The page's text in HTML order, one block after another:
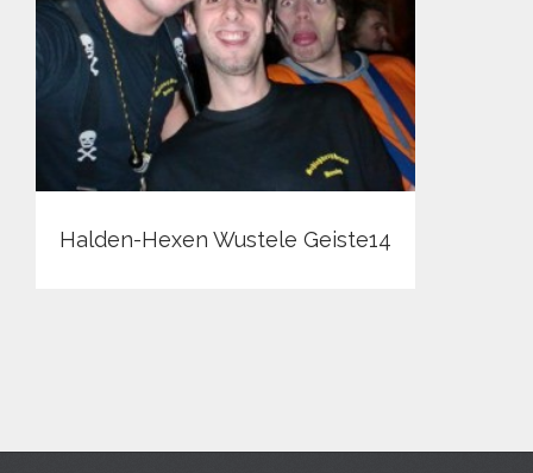
Halden-Hexen Wustele Geiste14